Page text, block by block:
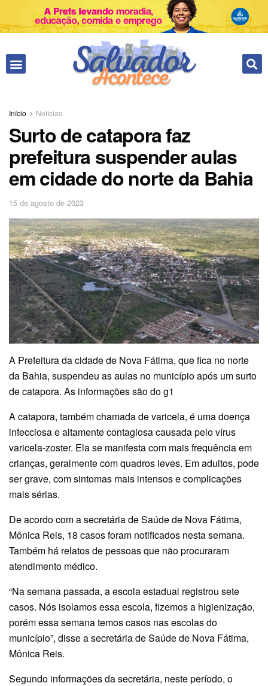
Início Notícias
Surto de catapora faz
prefeitura suspender aulas
em cidade do norte da Bahia
15 de agosto de 2023
A Prefeitura da cidade de Nova Fátima, que fica no norte
da Bahia, suspendeu as aulas no município após um surto
de catapora. As informações são do g1
A catapora, também chamada de varicela, é uma doença
infecciosa e altamente contagiosa causada pelo vírus
varicela-zoster. Ela se manifesta com mais frequência em
crianças, geralmente com quadros leves. Em adultos, pode
ser grave, com sintomas mais intensos e complicações
mais sérias.
De acordo com a secretária de Saúde de Nova Fátima,
Mônica Reis, 18 casos foram notificados nesta semana.
Também há relatos de pessoas que não procuraram
atendimento médico.
“Na semana passada, a escola estadual registrou sete
casos. Nós isolamos essa escola, fizemos a higienização,
porém essa semana temos casos nas escolas do
município”, disse a secretária de Saúde de Nova Fátima,
Mônica Reis.
Segundo informações da secretária, neste período, o